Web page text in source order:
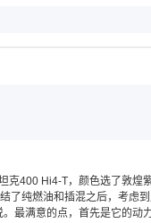
克400 Hi4-T，颜色选了敦煌
了纯燃油和插混之后，考
最满意的点，首先是它的